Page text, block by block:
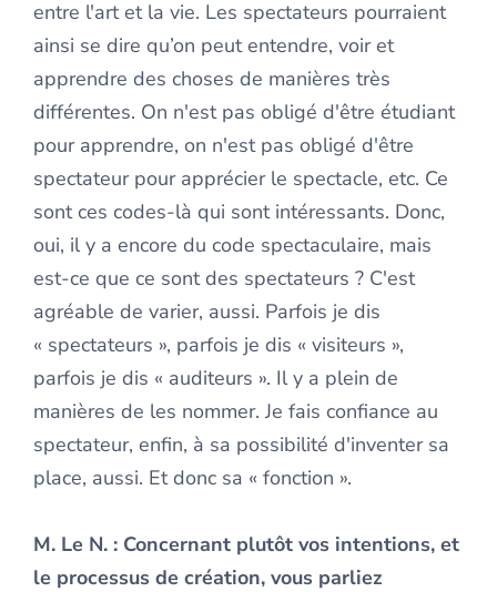
entre l'art et la vie. Les spectateurs pourraient
ainsi se dire qu’on peut entendre, voir et
apprendre des choses de manières très
différentes. On n'est pas obligé d'être étudiant
pour apprendre, on n'est pas obligé d'être
spectateur pour apprécier le spectacle, etc. Ce
sont ces codes-là qui sont intéressants. Donc,
oui, il y a encore du code spectaculaire, mais
est-ce que ce sont des spectateurs ? C'est
agréable de varier, aussi. Parfois je dis
« spectateurs », parfois je dis « visiteurs »,
parfois je dis « auditeurs ». Il y a plein de
manières de les nommer. Je fais confiance au
spectateur, enfin, à sa possibilité d'inventer sa
place, aussi. Et donc sa « fonction ».
M. Le N. : Concernant plutôt vos intentions, et
le processus de création, vous parliez